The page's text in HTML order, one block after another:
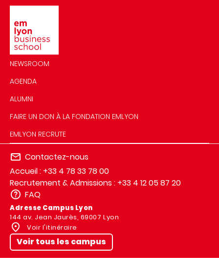
NEWSROOM
AGENDA
ALUMNI
FAIRE UN DON À LA FONDATION EMLYON
EMLYON RECRUTE
Contactez-nous
Accueil : +33 4 78 33 78 00
Recrutement & Admissions : +33 4 12 05 87 20
FAQ
Adresse Campus Lyon
144 av. Jean Jaurès, 69007 Lyon
Voir l'itinéraire
Voir tous les campus